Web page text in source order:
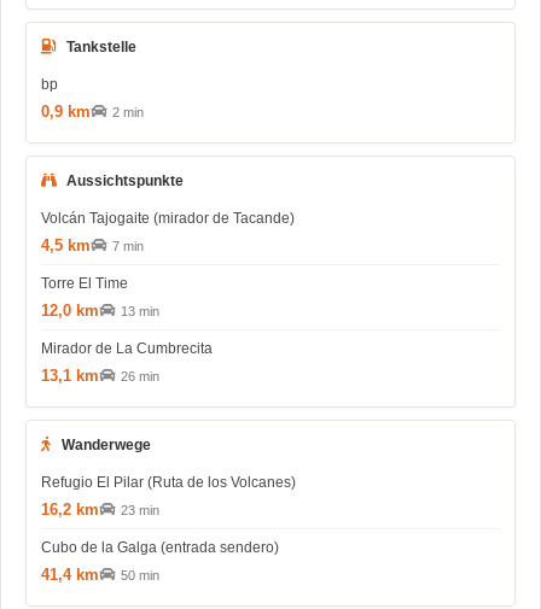
Tankstelle
bp
0,9 km 2 min
Aussichtspunkte
Volcán Tajogaite (mirador de Tacande)
4,5 km 7 min
Torre El Time
12,0 km 13 min
Mirador de La Cumbrecita
13,1 km 26 min
Wanderwege
Refugio El Pilar (Ruta de los Volcanes)
16,2 km 23 min
Cubo de la Galga (entrada sendero)
41,4 km 50 min